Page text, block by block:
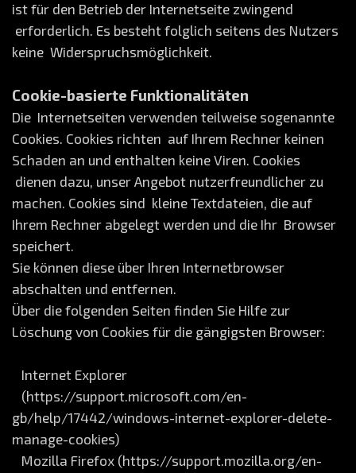
ist für den Betrieb der Internetseite zwingend
erforderlich. Es besteht folglich seitens des Nutzers
keine Widerspruchsmöglichkeit.
Cookie-basierte Funktionalitäten
Die Internetseiten verwenden teilweise sogenannte
Cookies. Cookies richten auf Ihrem Rechner keinen
Schaden an und enthalten keine Viren. Cookies
dienen dazu, unser Angebot nutzerfreundlicher zu
machen. Cookies sind kleine Textdateien, die auf
Ihrem Rechner abgelegt werden und die Ihr Browser
speichert.
Sie können diese über Ihren Internetbrowser
abschalten und entfernen.
Über die folgenden Seiten finden Sie Hilfe zur
Löschung von Cookies für die gängigsten Browser:
Internet Explorer
(https://support.microsoft.com/en-
gb/help/17442/windows-internet-explorer-delete-
manage-cookies)
Mozilla Firefox (https://support.mozilla.org/en-